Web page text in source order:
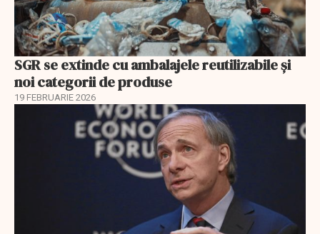
SGR se extinde cu ambalajele reutilizabile și
noi categorii de produse
19 FEBRUARIE 2026